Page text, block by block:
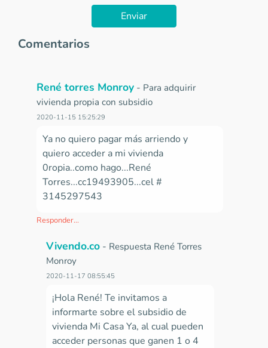
Enviar
Comentarios
René torres Monroy - Para adquirir
vivienda propia con subsidio
2020-11-15 15:25:29
Ya no quiero pagar más arriendo y
quiero acceder a mi vivienda
0ropia..como hago...René
Torres...cc19493905...cel #
3145297543
Responder...
Vivendo.co - Respuesta René Torres
Monroy
2020-11-17 08:55:45
¡Hola René! Te invitamos a
informarte sobre el subsidio de
vivienda Mi Casa Ya, al cual pueden
acceder personas que ganen 1 o 4